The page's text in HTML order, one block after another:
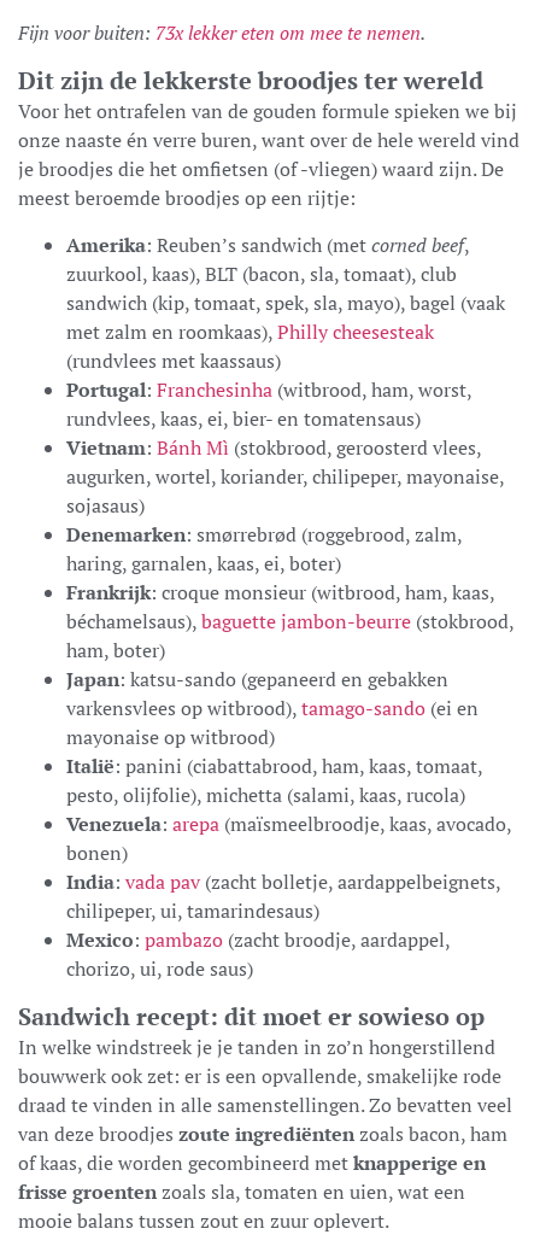
Fijn voor buiten: 73x lekker eten om mee te nemen.
Dit zijn de lekkerste broodjes ter wereld
Voor het ontrafelen van de gouden formule spieken we bij
onze naaste én verre buren, want over de hele wereld vind
je broodjes die het omfietsen (of -vliegen) waard zijn. De
meest beroemde broodjes op een rijtje:
Amerika: Reuben’s sandwich (metcorned beef,
zuurkool, kaas), BLT (bacon, sla, tomaat), club
sandwich (kip, tomaat, spek, sla, mayo), bagel (vaak
met zalm en roomkaas),Philly cheesesteak
(rundvlees met kaassaus)
Portugal: Franchesinha (witbrood, ham, worst,
rundvlees, kaas, ei, bier- en tomatensaus)
Vietnam: Bánh Mì (stokbrood, geroosterd vlees,
augurken, wortel, koriander, chilipeper, mayonaise,
sojasaus)
Denemarken: smørrebrød (roggebrood, zalm,
haring, garnalen, kaas, ei, boter)
Frankrijk: croque monsieur (witbrood, ham, kaas,
béchamelsaus),baguette jambon-beurre (stokbrood,
ham, boter)
Japan: katsu-sando (gepaneerd en gebakken
varkensvlees op witbrood),tamago-sando (ei en
mayonaise op witbrood)
Italië: panini (ciabattabrood, ham, kaas, tomaat,
pesto, olijfolie), michetta (salami, kaas, rucola)
Venezuela: arepa (maïsmeelbroodje, kaas, avocado,
bonen)
India: vada pav(zacht bolletje, aardappelbeignets,
chilipeper, ui, tamarindesaus)
Mexico: pambazo (zacht broodje, aardappel,
chorizo, ui, rode saus)
Sandwich recept: dit moet er sowieso op
In welke windstreek je je tanden in zo’n hongerstillend
bouwwerk ook zet: er is een opvallende, smakelijke rode
draad te vinden in alle samenstellingen. Zo bevatten veel
van deze broodjes zoute ingrediëntenzoals bacon, ham
of kaas, die worden gecombineerd metknapperige en
frisse groentenzoals sla, tomaten en uien, wat een
mooie balans tussen zout en zuur oplevert.